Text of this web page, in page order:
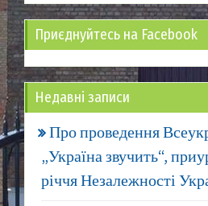
Приєднуйтесь на Facebook
Недавні записи
Про проведення
„Україна звучить“,
річчя Незалежності